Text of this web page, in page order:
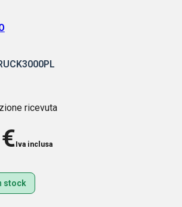
ricevuta
€ Iva inclusa
stock